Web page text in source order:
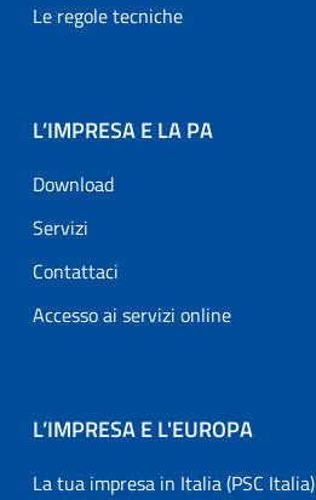
Le regole tecniche
L’IMPRESA E LA PA
Download
Servizi
Contattaci
Accesso ai servizi online
L’IMPRESA E L'EUROPA
La tua impresa in Italia (PSC Italia)